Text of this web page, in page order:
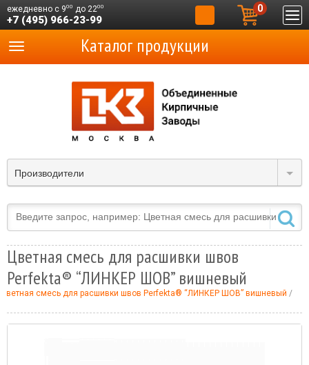
ежедневно с 900 до 2200
+7 (495) 966-23-99
0
Производители
Каталог продукции
Цветная смесь для расшивки швов
Perfekta® “ЛИНКЕР ШОВ” вишневый
Цветная смесь для расшивки швов Perfekta® “ЛИНКЕР ШОВ” вишневый